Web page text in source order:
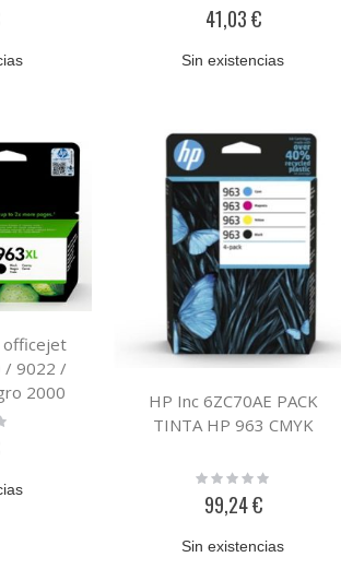
41,03 €
Sin existencias
officejet
/ 9022 /
2000
HP Inc 6ZC70AE PACK
TINTA HP 963 CMYK
Rating:
99,24 €
Sin existencias